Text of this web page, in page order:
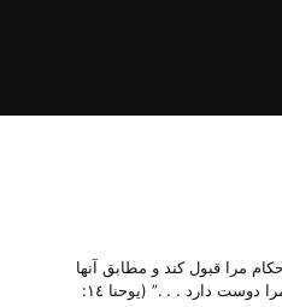
مرا قبول کند و مطابق آنها
دارد . . .” (يوحنا ١٤: